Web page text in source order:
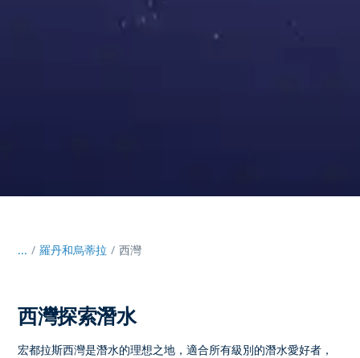
... / 羅丹和烏蒂拉 西灣
西灣探索潛水
宏都拉斯西灣是潛水的理想之地，適合所有級別的潛水愛好者，